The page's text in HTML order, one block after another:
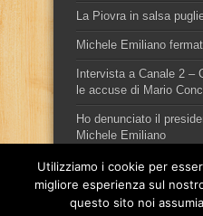
La Piovra in salsa
Michele Emiliano
Intervista a Canale 2 –
le accuse di Mario
Ho denunciato il
Michele Emiliano
Utilizziamo i cookie per
migliore esperienza sul
questo sito noi